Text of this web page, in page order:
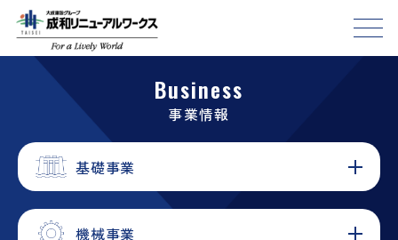
Business
事業情報
基礎事業
機械事業